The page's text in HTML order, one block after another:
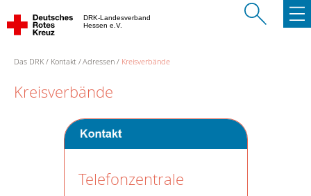
DRK-Landesverband
Hessen e.V.
Das DRK Kontakt Adressen Kreisverbände
Kreisverbände
Telefonzentrale